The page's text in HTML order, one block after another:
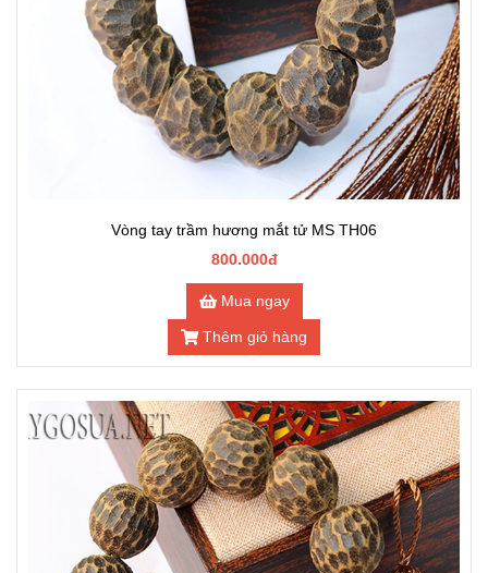
Vòng tay trầm hương mắt tử MS TH06
800.000đ
Mua ngay
Thêm giỏ hàng